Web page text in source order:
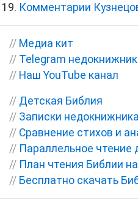
Комментарии
// Медиа кит
// Telegram
// Наш YouTube канал
// Детская Библия
// Записки
// Сравнение стихов и
// Параллельное чтение
// План чтения Библии
// Бесплатно скачать